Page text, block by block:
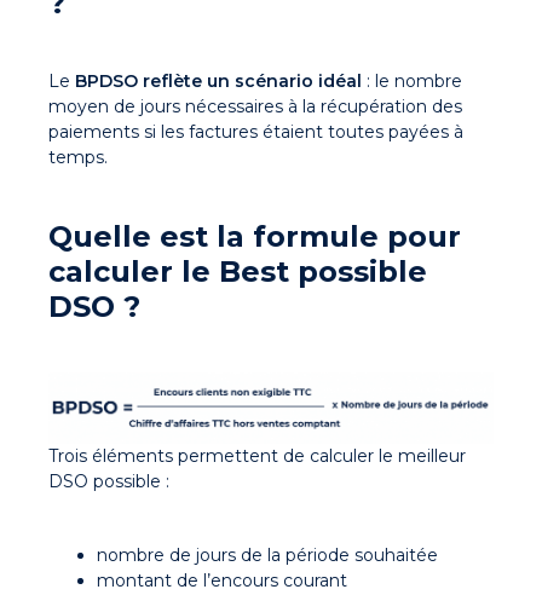
Le BPDSO reflète un scénario idéal : le nombre
moyen de jours nécessaires à la récupération des
paiements si les factures étaient toutes payées à
temps.
Quelle est la formule pour
calculer le Best possible
DSO ?
Trois éléments permettent de calculer le meilleur
DSO possible :
nombre de jours de la période souhaitée
montant de l’encours courant